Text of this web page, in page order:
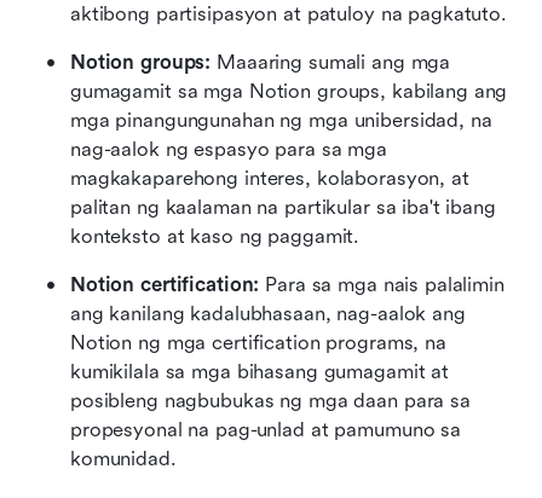
aktibong partisipasyon at patuloy na pagkatuto.
Notion groups: Maaaring sumali ang mga
gumagamit sa mga Notion groups, kabilang ang
mga pinangungunahan ng mga unibersidad, na
nag-aalok ng espasyo para sa mga
magkakaparehong interes, kolaborasyon, at
palitan ng kaalaman na partikular sa iba't ibang
konteksto at kaso ng paggamit.
Notion certification: Para sa mga nais palalimin
ang kanilang kadalubhasaan, nag-aalok ang
Notion ng mga certification programs, na
kumikilala sa mga bihasang gumagamit at
posibleng nagbubukas ng mga daan para sa
propesyonal na pag-unlad at pamumuno sa
komunidad.